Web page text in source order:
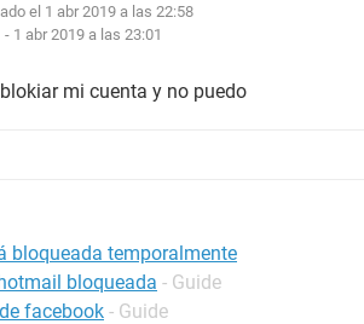
el 1 abr 2019 a las 22:58
- 1 abr 2019 a las 23:01
mi cuenta y no puedo
bloqueada temporalmente
bloqueada - Guide
facebook - Guide